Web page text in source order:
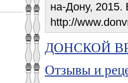
на-Дону,
http://
ДОНСКОЙ
Отзывы и